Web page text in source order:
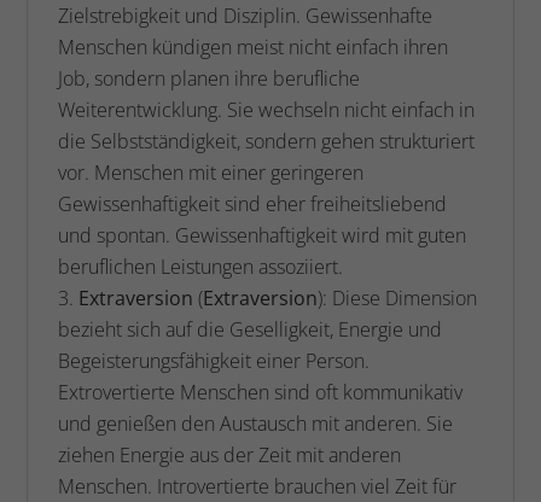
Zielstrebigkeit und Disziplin. Gewissenhafte
Menschen kündigen meist nicht einfach ihren
Job, sondern planen ihre berufliche
Weiterentwicklung. Sie wechseln nicht einfach in
die Selbstständigkeit, sondern gehen strukturiert
vor. Menschen mit einer geringeren
Gewissenhaftigkeit sind eher freiheitsliebend
und spontan. Gewissenhaftigkeit wird mit guten
beruflichen Leistungen assoziiert.
Extraversion (Extraversion): Diese Dimension
bezieht sich auf die Geselligkeit, Energie und
Begeisterungsfähigkeit einer Person.
Extrovertierte Menschen sind oft kommunikativ
und genießen den Austausch mit anderen. Sie
ziehen Energie aus der Zeit mit anderen
Menschen. Introvertierte brauchen viel Zeit für